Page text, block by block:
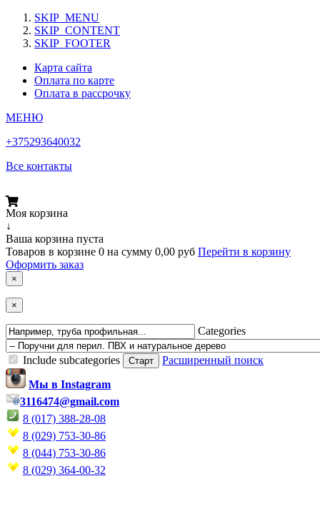
SKIP_MENU
SKIP_CONTENT
SKIP_FOOTER
Карта сайта
Оплата по карте
Оплата в рассрочку
МЕНЮ
+375293640032
Все контакты
Моя корзина
↓
Ваша корзина пуста
Товаров в корзине 0 на сумму 0,00 руб Перейти в корзину
Оформить заказ
×
×
Categories
Include subcategories
Расширенный поиск
Мы в Instagram
3116474@gmail.com
8 (017) 388-28-08
8 (029) 753-30-86
8 (044) 753-30-86
8 (029) 364-00-32